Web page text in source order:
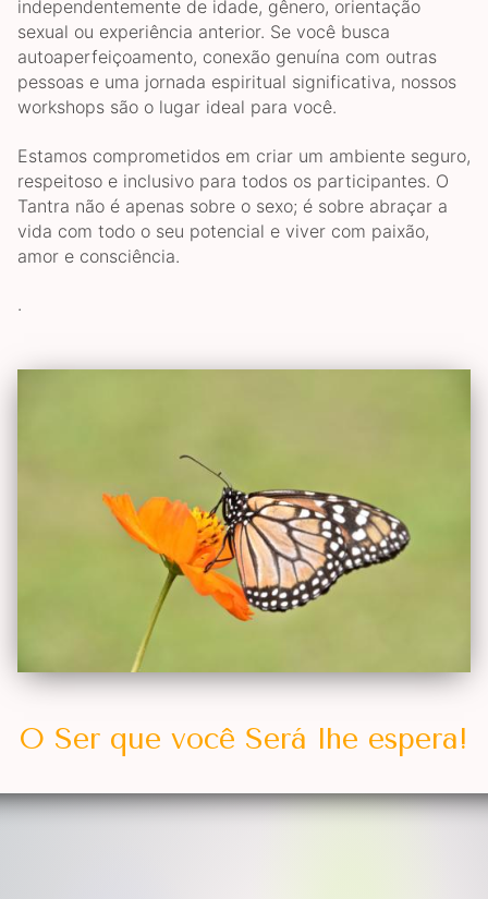
independentemente de idade, gênero, orientação
sexual ou experiência anterior. Se você busca
autoaperfeiçoamento, conexão genuína com outras
pessoas e uma jornada espiritual significativa, nossos
workshops são o lugar ideal para você.
Estamos comprometidos em criar um ambiente seguro,
respeitoso e inclusivo para todos os participantes. O
Tantra não é apenas sobre o sexo; é sobre abraçar a
vida com todo o seu potencial e viver com paixão,
amor e consciência.
.
O Ser que você Será lhe espera!